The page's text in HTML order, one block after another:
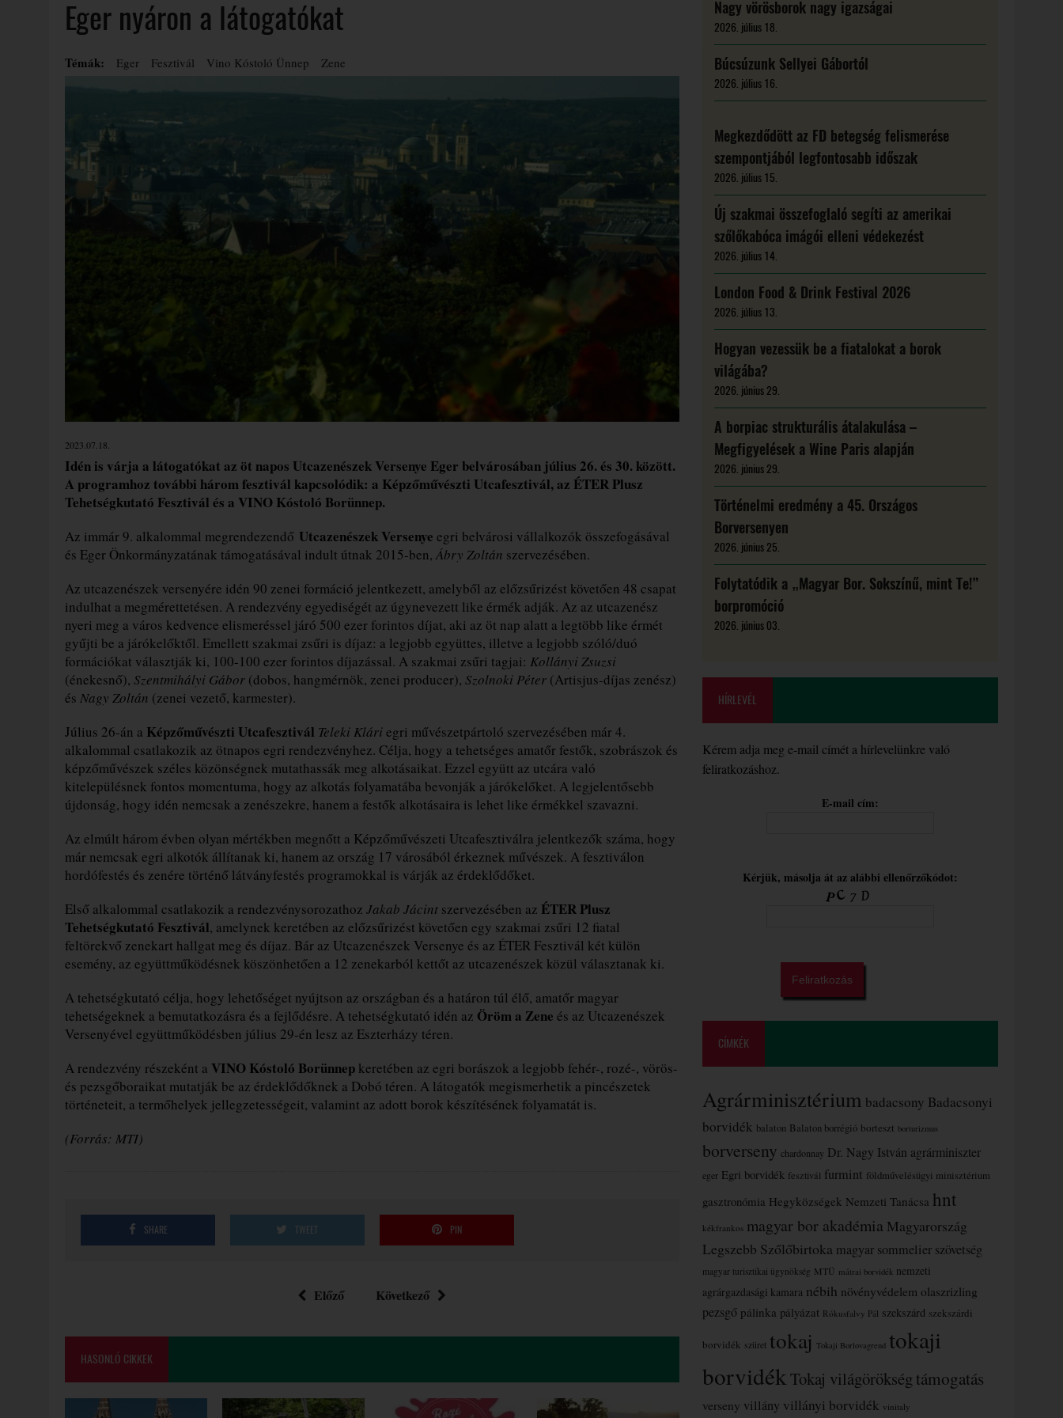
Eger nyáron a látogatókat
Témák: Eger Fesztivál Vino Kóstoló Ünnep Zene
2023.07.18.
Idén is várja a látogatókat az öt napos Utcazenészek Versenye Eger belvárosában július 26. és 30. között.
A programhoz további három fesztivál kapcsolódik: a Képzőművészti Utcafesztivál, az ÉTER Plusz
Tehetségkutató Fesztivál és a VINO Kóstoló Borünnep.
Az immár 9. alkalommal megrendezendő Utcazenészek Versenye egri belvárosi vállalkozók összefogásával
és Eger Önkormányzatának támogatásával indult útnak 2015-ben, Ábry Zoltán szervezésében.
Az utcazenészek versenyére idén 90 zenei formáció jelentkezett, amelyből az előzsűrizést követően 48 csapat
indulhat a megmérettetésen. A rendezvény egyediségét az úgynevezett like érmék adják. Az az utcazenész
nyeri meg a város kedvence elismeréssel járó 500 ezer forintos díjat, aki az öt nap alatt a legtöbb like érmét
gyűjti be a járókelőktől. Emellett szakmai zsűri is díjaz: a legjobb együttes, illetve a legjobb szóló/duó
formációkat választják ki, 100-100 ezer forintos díjazással. A szakmai zsűri tagjai: Kollányi Zsuzsi
(énekesnő), Szentmihályi Gábor (dobos, hangmérnök, zenei producer), Szolnoki Péter (Artisjus-díjas zenész)
és Nagy Zoltán (zenei vezető, karmester).
Július 26-án a Képzőművészti Utcafesztivál Teleki Kláriegri művészetpártoló szervezésében már 4.
alkalommal csatlakozik az ötnapos egri rendezvényhez. Célja, hogy a tehetséges amatőr festők, szobrászok és
képzőművészek széles közönségnek mutathassák meg alkotásaikat. Ezzel együtt az utcára való
kitelepülésnek fontos momentuma, hogy az alkotás folyamatába bevonják a járókelőket. A legjelentősebb
újdonság, hogy idén nemcsak a zenészekre, hanem a festők alkotásaira is lehet like érmékkel szavazni.
Az elmúlt három évben olyan mértékben megnőtt a Képzőművészeti Utcafesztiválra jelentkezők száma, hogy
már nemcsak egri alkotók állítanak ki, hanem az ország 17 városából érkeznek művészek. A fesztiválon
hordófestés és zenére történő látványfestés programokkal is várják az érdeklődőket.
Első alkalommal csatlakozik a rendezvénysorozathoz Jakab Jácint szervezésében az ÉTER Plusz
Tehetségkutató Fesztivál, amelynek keretében az előzsűrizést követően egy szakmai zsűri 12 fiatal
feltörekvő zenekart hallgat meg és díjaz. Bár az Utcazenészek Versenye és az ÉTER Fesztivál két külön
esemény, az együttműködésnek köszönhetően a 12 zenekarból kettőt az utcazenészek közül választanak ki.
A tehetségkutató célja, hogy lehetőséget nyújtson az országban és a határon túl élő, amatőr magyar
tehetségeknek a bemutatkozásra és a fejlődésre. A tehetségkutató idén az Öröm a Zene és az Utcazenészek
Versenyével együttműködésben július 29-én lesz az Eszterházy téren.
A rendezvény részeként a VINO Kóstoló Borünnep keretében az egri borászok a legjobb fehér-, rozé-, vörös-
és pezsgőboraikat mutatják be az érdeklődőknek a Dobó téren. A látogatók megismerhetik a pincészetek
történeteit, a termőhelyek jellegzetességeit, valamint az adott borok készítésének folyamatát is.
(Forrás: MTI)
SHARE TWEET PIN
Előző Következő
HASONLÓ CIKKEK
Nagy vörösborok nagy igazságai
2026. július 18.
Búcsúzunk Sellyei Gábortól
2026. július 16.
Megkezdődött az FD betegség felismerése
szempontjából legfontosabb időszak
2026. július 15.
Új szakmai összefoglaló segíti az amerikai
szőlőkabóca imágói elleni védekezést
2026. július 14.
London Food & Drink Festival 2026
2026. július 13.
Hogyan vezessük be a fiatalokat a borok
világába?
2026. június 29.
A borpiac strukturális átalakulása –
Megfigyelések a Wine Paris alapján
2026. június 29.
Történelmi eredmény a 45. Országos
Borversenyen
2026. június 25.
Folytatódik a „Magyar Bor. Sokszínű, mint Te!”
borpromóció
2026. június 03.
HÍRLEVÉL
Kérem adja meg e-mail címét a hírlevelünkre való
feliratkozáshoz.
E-mail cím:
Kérjük, másolja át az alábbi ellenőrzőkódot:
CÍMKÉK
Agrárminisztérium badacsony Badacsonyi
borvidék balaton Balaton borrégió borteszt borturizmus
borverseny chardonnay Dr. Nagy István agrárminiszter
eger Egri borvidék fesztivál furmint földművelésügyi minisztérium
gasztronómia Hegyközségek Nemzeti Tanácsa hnt
kékfrankos magyar bor akadémia Magyarország
Legszebb Szőlőbirtoka magyar sommelier szövetség
magyar turisztikai ügynökség MTÜ mátrai borvidék nemzeti
agrárgazdasági kamara nébih növényvédelem olaszrizling
pezsgő pálinka pályázat Rókusfalvy Pál szekszárd szekszárdi
borvidék szüret tokaj Tokaji Borlovagrend tokaji
borvidékTokaj világörökségtámogatás
verseny villány villányi borvidék vinitaly